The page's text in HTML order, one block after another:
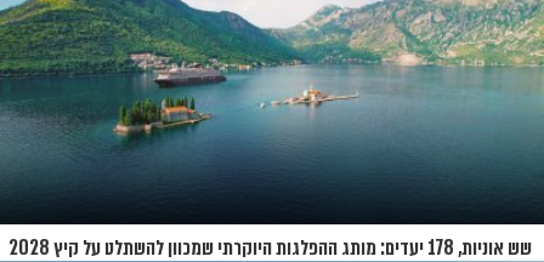
שש אוניות, 178 יעדים: מותג ההפלגות היוקרתי שמכוון להשתלט על קיץ 2028